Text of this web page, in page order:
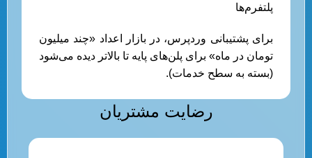
پلتفرم‌ها
برای پشتیبانی وردپرس، در بازار اعداد «چند میلیون
تومان در ماه» برای پلن‌های پایه تا بالاتر دیده می‌شود
(بسته به سطح خدمات).
رضایت مشتریان